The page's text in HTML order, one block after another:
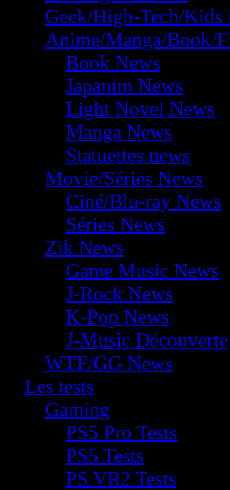
Geek/High-Tech/Kids
Anime/Manga/Book/
Book News
Japanim News
Light Novel News
Manga News
Statuettes news
Movie/Séries News
Ciné/Blu-ray News
Séries News
Zik News
Game Music News
J-Rock News
K-Pop News
J-Music Découverte
WTF/GG News
Les tests
Gaming
PS5 Pro Tests
PS5 Tests
PS VR2 Tests